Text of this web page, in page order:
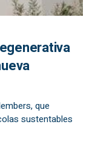
que
sustentables